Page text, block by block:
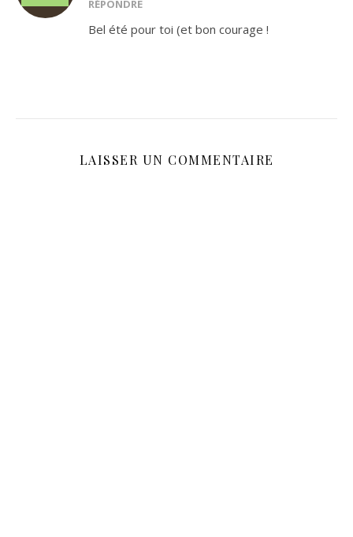
RÉPONDRE
Bel été pour toi (et bon courage !
LAISSER UN COMMENTAIRE